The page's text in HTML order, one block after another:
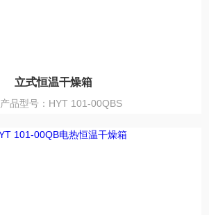
立式恒温干燥箱
产品型号：HYT 101-00QBS